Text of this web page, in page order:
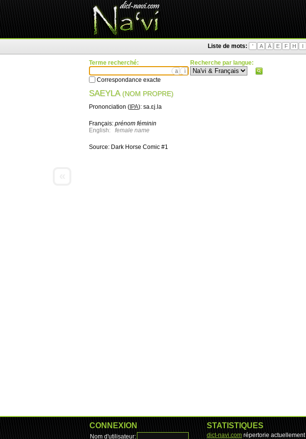
Liste de mots: ' A Ä E F H I
Terme recherché:
ä ì
Correspondance exacte
Recherche par langue:
SAEYLA (NOM PROPRE)
Prononciation ( IPA): sa.ɛj.la
Français: prénom féminin
English:
female name
Source: Dark Horse Comic #1
CONNEXION
Nom d'utilisateur:
STATISTIQUES
dict-navi.com répertorie actuellement